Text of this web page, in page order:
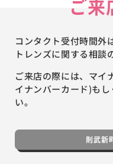
ご来
コンタクト受付時間外
トレンズに関する相談
ご来店の際には、マイ
イナンバーカード)も
い。
則武新